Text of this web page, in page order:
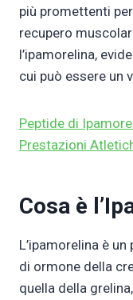
più promettenti
recupero
l’ipamorelina,
cui può essere un
Peptide di
Prestazioni
Cosa è
L’ipamorelina è
di ormone della
quella della